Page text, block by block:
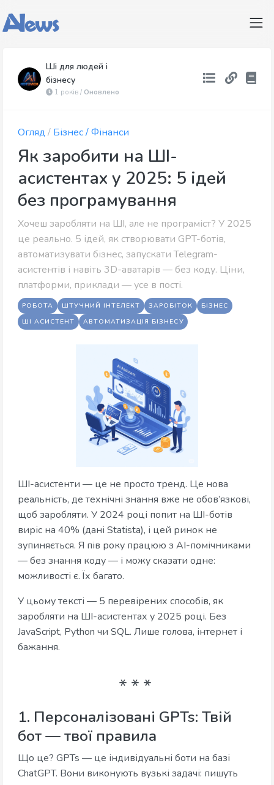
Ші для людей і
бізнесу
1 років / Оновлено
Огляд / Бізнес / Фінанси
Як заробити на ШІ-
асистентах у 2025: 5 ідей
без програмування
Хочеш заробляти на ШІ, але не програміст? У 2025
це реально. 5 ідей, як створювати GPT-ботів,
автоматизувати бізнес, запускати Telegram-
асистентів і навіть 3D-аватарів — без коду. Ціни,
платформи, приклади — усе в пості.
РОБОТА ШТУЧНИЙ ІНТЕЛЕКТ ЗАРОБІТОК
БІЗНЕС
ШІ АСИСТЕНТ
АВТОМАТИЗАЦІЯ БІЗНЕСУ
ШІ-асистенти — це не просто тренд. Це нова
реальність, де технічні знання вже не обов’язкові,
щоб заробляти. У 2024 році попит на ШІ-ботів
виріс на 40% (дані Statista), і цей ринок не
зупиняється. Я пів року працюю з AI-помічниками
— без знання коду — і можу сказати одне:
можливості є. Їх багато.
У цьому тексті — 5 перевірених способів, як
заробляти на ШІ-асистентах у 2025 році. Без
JavaScript, Python чи SQL. Лише голова, інтернет і
бажання.
1. Персоналізовані GPTs: Твій
бот — твої правила
Що це? GPTs — це індивідуальні боти на базі
ChatGPT. Вони виконують вузькі задачі: пишуть